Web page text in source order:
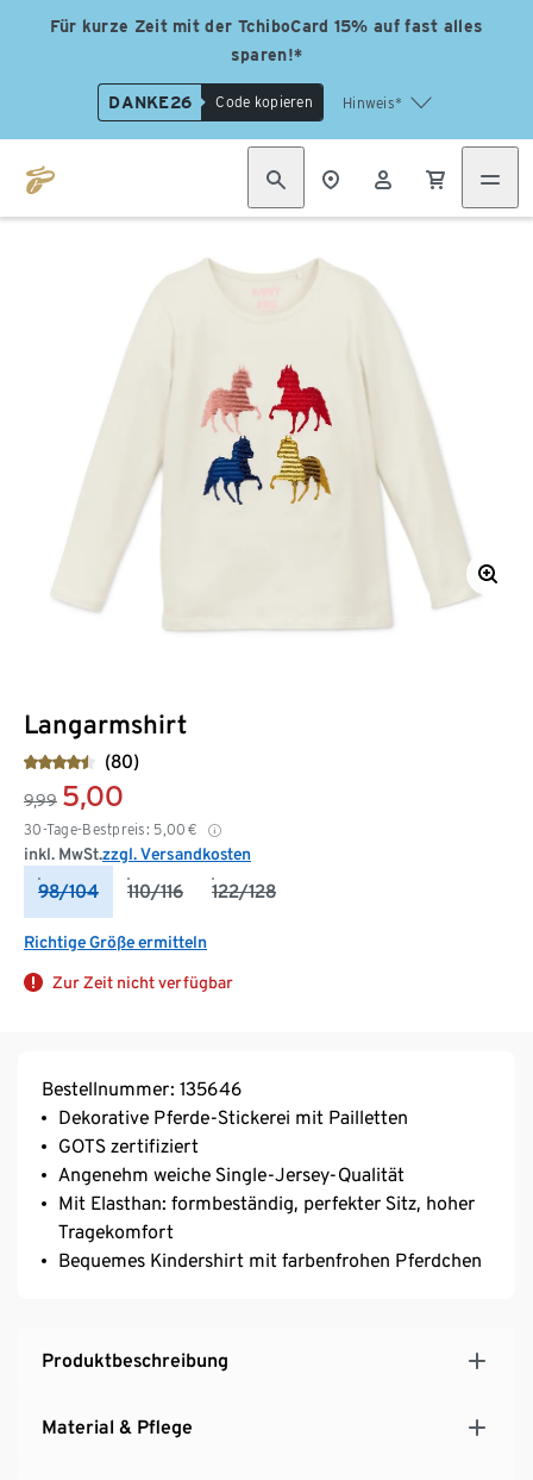
Für kurze Zeit mit der TchiboCard 15% auf fast alles
sparen!*
DANKE26 Code kopieren Hinweis*
Langarmshirt
(80)
9,99 5,00
30-Tage-Bestpreis: 5,00 €
inkl. MwSt.zzgl. Versandkosten
98/104 110/116 122/128
Richtige Größe ermitteln
Zur Zeit nicht verfügbar
Bestellnummer: 135646
Dekorative Pferde-Stickerei mit Pailletten
GOTS zertifiziert
Angenehm weiche Single-Jersey-Qualität
Mit Elasthan: formbeständig, perfekter Sitz, hoher
Tragekomfort
Bequemes Kindershirt mit farbenfrohen Pferdchen
Produktbeschreibung
Material & Pflege